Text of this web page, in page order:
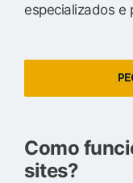
especializados e
Como
sites?